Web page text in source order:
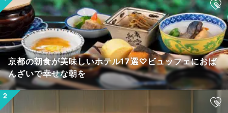
京都の朝食が美味しいホテル17選♡ビュッフェにおば
んざいで幸せな朝を